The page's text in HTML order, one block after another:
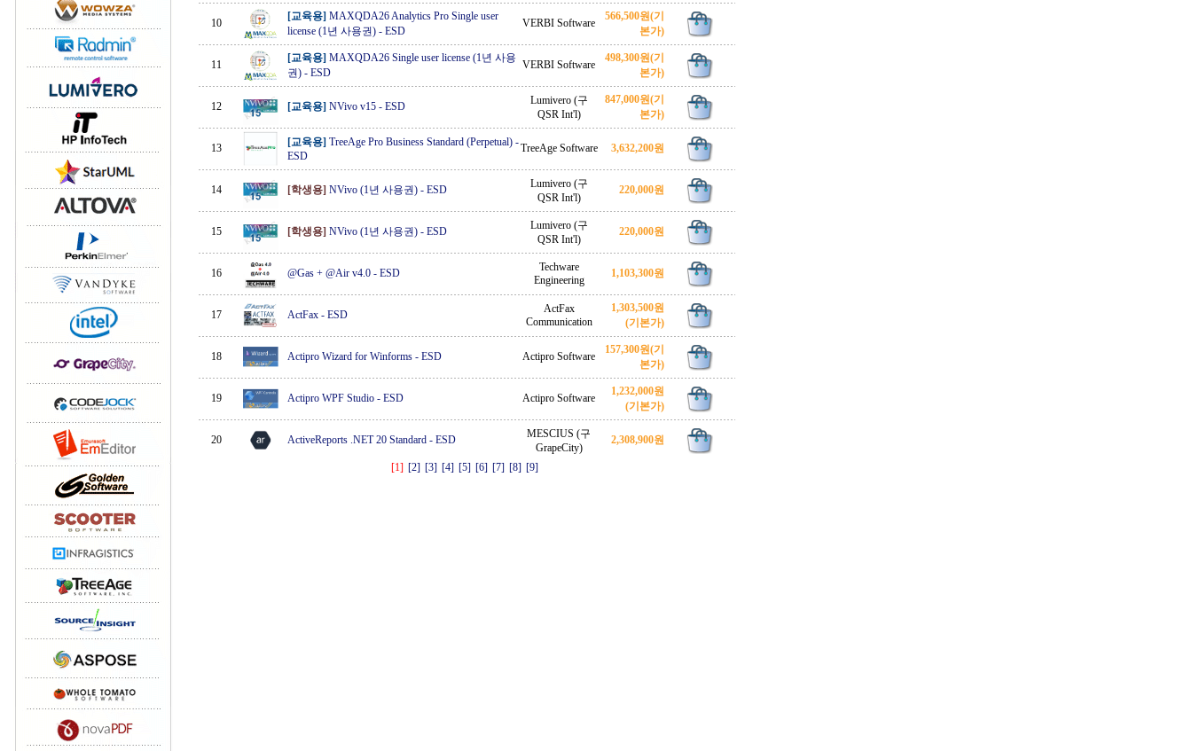
10
[교육용] MAXQDA26 Analytics Pro Single user
license (1년 사용권)- ESD
VERBI Software
566,500원(기
본가)
11
[교육용] MAXQDA26 Single user license (1년 사용
권)- ESD
VERBI Software
498,300원(기
본가)
12 [교육용] NVivo v15- ESD
Lumivero (구
QSR Int'l)
847,000원(기
본가)
13 [교육용] TreeAge Pro Business Standard (Perpetual)-
ESD
TreeAge Software 3,632,200원
14 [학생용] NVivo (1년 사용권)- ESD
Lumivero (구
QSR Int'l)
220,000원
15 [학생용] NVivo (1년 사용권)- ESD
Lumivero (구
QSR Int'l)
220,000원
16 @Gas + @Air v4.0- ESD
Techware
Engineering
1,103,300원
17 ActFax- ESD
ActFax
Communication
1,303,500원
(기본가)
18 Actipro Wizard for Winforms- ESD Actipro Software
157,300원(기
본가)
19 Actipro WPF Studio- ESD Actipro Software
1,232,000원
(기본가)
20 ActiveReports .NET 20 Standard- ESD
MESCIUS (구
GrapeCity)
2,308,900원
[1] [2] [3] [4] [5] [6] [7] [8] [9]